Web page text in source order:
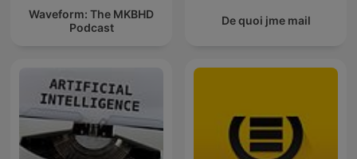
Waveform: The MKBHD
Podcast
De quoi jme mail